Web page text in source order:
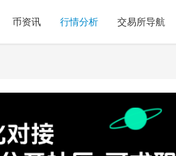
币资讯 行情分析 交易所导航